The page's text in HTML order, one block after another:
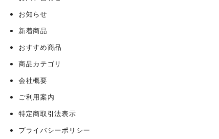
お知らせ
新着商品
おすすめ商品
商品カテゴリ
会社概要
ご利用案内
特定商取引法表示
プライバシーポリシー